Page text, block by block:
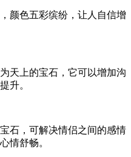
颜色五彩缤纷，让人自信增
天上的宝石，它可以增加沟
升。
石，可解决情侣之间的感情
情舒畅。